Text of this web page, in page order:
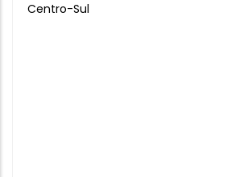
Centro-Sul